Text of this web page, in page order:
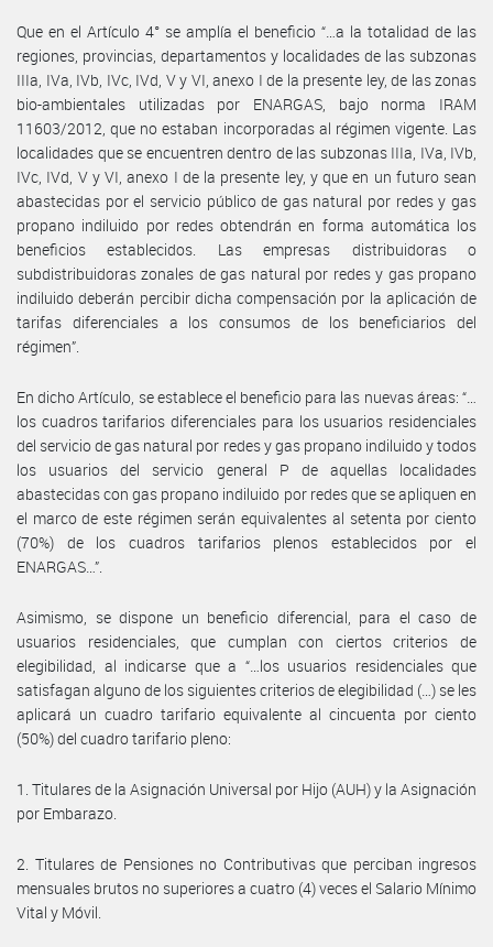
Que en el Artículo 4° se amplía el beneficio “…a la totalidad de las
regiones, provincias, departamentos y localidades de las subzonas
IIIa, IVa, IVb, IVc, IVd, V y VI, anexo I de la presente ley, de las zonas
bio-ambientales utilizadas por ENARGAS, bajo norma IRAM
11603/2012, que no estaban incorporadas al régimen vigente. Las
localidades que se encuentren dentro de las subzonas IIIa, IVa, IVb,
IVc, IVd, V y VI, anexo I de la presente ley, y que en un futuro sean
abastecidas por el servicio público de gas natural por redes y gas
propano indiluido por redes obtendrán en forma automática los
beneficios establecidos. Las empresas distribuidoras o
subdistribuidoras zonales de gas natural por redes y gas propano
indiluido deberán percibir dicha compensación por la aplicación de
tarifas diferenciales a los consumos de los beneficiarios del
régimen”.
En dicho Artículo, se establece el beneficio para las nuevas áreas: “…
los cuadros tarifarios diferenciales para los usuarios residenciales
del servicio de gas natural por redes y gas propano indiluido y todos
los usuarios del servicio general P de aquellas localidades
abastecidas con gas propano indiluido por redes que se apliquen en
el marco de este régimen serán equivalentes al setenta por ciento
(70%) de los cuadros tarifarios plenos establecidos por el
ENARGAS…”.
Asimismo, se dispone un beneficio diferencial, para el caso de
usuarios residenciales, que cumplan con ciertos criterios de
elegibilidad, al indicarse que a “…los usuarios residenciales que
satisfagan alguno de los siguientes criterios de elegibilidad (…) se les
aplicará un cuadro tarifario equivalente al cincuenta por ciento
(50%) del cuadro tarifario pleno:
1. Titulares de la Asignación Universal por Hijo (AUH) y la Asignación
por Embarazo.
2. Titulares de Pensiones no Contributivas que perciban ingresos
mensuales brutos no superiores a cuatro (4) veces el Salario Mínimo
Vital y Móvil.